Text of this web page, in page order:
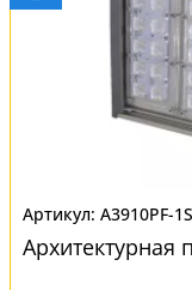
A3910PF-
Архитектурная